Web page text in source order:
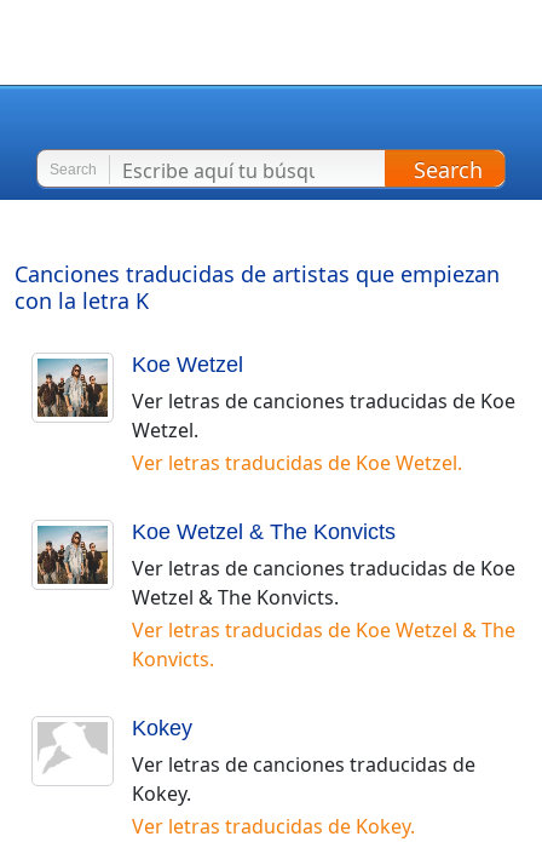
Search Search
Canciones traducidas de artistas que empiezan
con la letra K
Koe Wetzel
Ver letras de canciones traducidas de Koe
Wetzel.
Ver letras traducidas de Koe Wetzel.
Koe Wetzel & The Konvicts
Ver letras de canciones traducidas de Koe
Wetzel & The Konvicts.
Ver letras traducidas de Koe Wetzel & The
Konvicts.
Kokey
Ver letras de canciones traducidas de
Kokey.
Ver letras traducidas de Kokey.